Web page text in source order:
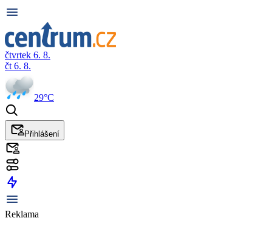
čtvrtek 6. 8.
čt 6. 8.
29°C
Přihlášení
Reklama